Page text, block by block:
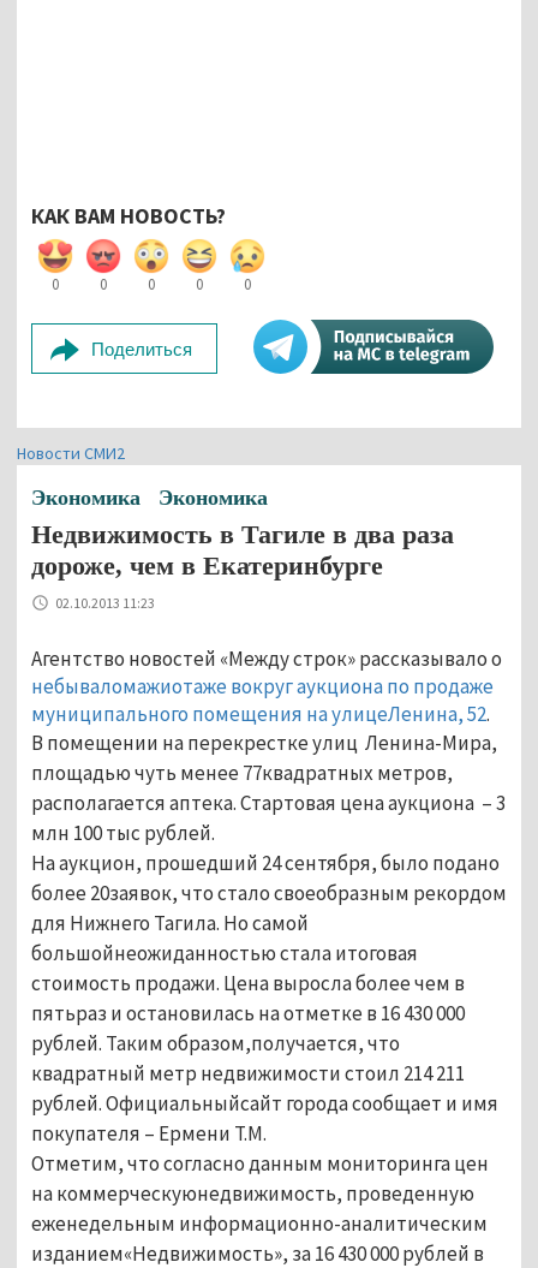
КАК ВАМ НОВОСТЬ?
0 0 0 0 0
Поделиться
Новости СМИ2
Экономика Экономика
Недвижимость в Тагиле в два раза
дороже, чем в Екатеринбурге
02.10.2013 11:23
Агентство новостей «Между строк» рассказывало о
небываломажиотаже вокруг аукциона по продаже
муниципального помещения на улицеЛенина, 52.
В помещении на перекрестке улиц Ленина-Мира,
площадью чуть менее 77квадратных метров,
располагается аптека. Стартовая цена аукциона – 3
млн 100 тыс рублей.
На аукцион, прошедший 24 сентября, было подано
более 20заявок, что стало своеобразным рекордом
для Нижнего Тагила. Но самой
большойнеожиданностью стала итоговая
стоимость продажи. Цена выросла более чем в
пятьраз и остановилась на отметке в 16 430 000
рублей. Таким образом,получается, что
квадратный метр недвижимости стоил 214 211
рублей. Официальныйсайт города сообщает и имя
покупателя – Ермени Т.М.
Отметим, что согласно данным мониторинга цен
на коммерческуюнедвижимость, проведенную
еженедельным информационно-аналитическим
изданием«Недвижимость», за 16 430 000 рублей в